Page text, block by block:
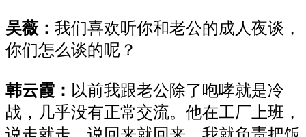
吴薇： 我们喜欢听你和老公的成人夜谈，
你们怎么谈的呢？
韩云霞 ： 以前我跟老公除了咆哮就是冷
战 ，几乎没有正常交流。他在工厂上班，